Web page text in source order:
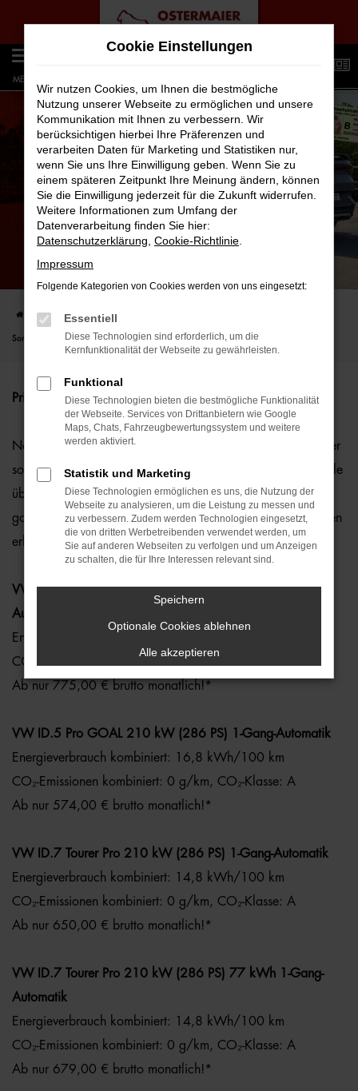
Zum
Hauptinhalt
springen
MENÜ
VW ID. MODELLE FÜR SONDERZIELGRUPPEN!
SOFORT VERFÜGBARE LAGERWAGEN.
Startseite FAHRZEUGANGEBOTE
Sonderzielgruppen!
Privatleasing.
Nachhaltig, leistungsstark und vollelektrisch – jetzt einen der
sofort verfügbaren Lagerwagen sichern! Die VW ID. Modelle
überzeugen mit modernster Elektromobilität und sind zu
gorillastarken Konditionen für berechtigte Sonderzielgruppen
erhältlich.
VW ID.4 GTX 4MOTION 250 kW (340 PS) 1-Gang-
Automatik
Energieverbrauch kombiniert: 17,3 kWh/100 km
CO₂-Emissionen kombiniert: 0 g/km, CO₂-Klasse: A
Ab nur 775,00 € brutto monatlich!*
VW ID.5 Pro GOAL 210 kW (286 PS) 1-Gang-Automatik
Energieverbrauch kombiniert: 16,8 kWh/100 km
CO₂-Emissionen kombiniert: 0 g/km, CO₂-Klasse: A
Ab nur 574,00 € brutto monatlich!*
VW ID.7 Tourer Pro 210 kW (286 PS) 1-Gang-Automatik
Energieverbrauch kombiniert: 14,8 kWh/100 km
CO₂-Emissionen kombiniert: 0 g/km, CO₂-Klasse: A
Ab nur 650,00 € brutto monatlich!*
VW ID.7 Tourer Pro 210 kW (286 PS) 77 kWh 1-Gang-
Automatik
Energieverbrauch kombiniert: 14,8 kWh/100 km
CO₂-Emissionen kombiniert: 0 g/km, CO₂-Klasse: A
Ab nur 679,00 € brutto monatlich!*
Cookie Einstellungen
Wir nutzen Cookies, um Ihnen die bestmögliche
Nutzung unserer Webseite zu ermöglichen und unsere
Kommunikation mit Ihnen zu verbessern. Wir
berücksichtigen hierbei Ihre Präferenzen und
verarbeiten Daten für Marketing und Statistiken nur,
wenn Sie uns Ihre Einwilligung geben. Wenn Sie zu
einem späteren Zeitpunkt Ihre Meinung ändern, können
Sie die Einwilligung jederzeit für die Zukunft widerrufen.
Weitere Informationen zum Umfang der
Datenverarbeitung finden Sie hier:
Datenschutzerklärung Cookie-Richtlinie
Impressum
Folgende Kategorien von Cookies werden von uns eingesetzt:
Essentiell
Diese Technologien sind erforderlich, um die
Kernfunktionalität der Webseite zu gewährleisten.
Funktional
Diese Technologien bieten die bestmögliche Funktionalität
der Webseite. Services von Drittanbietern wie Google
Maps, Chats, Fahrzeugbewertungssystem und weitere
werden aktiviert.
Statistik und Marketing
Diese Technologien ermöglichen es uns, die Nutzung der
Webseite zu analysieren, um die Leistung zu messen und
zu verbessern. Zudem werden Technologien eingesetzt,
die von dritten Werbetreibenden verwendet werden, um
Sie auf anderen Webseiten zu verfolgen und um Anzeigen
zu schalten, die für Ihre Interessen relevant sind.
Speichern
Optionale Cookies ablehnen
Alle akzeptieren